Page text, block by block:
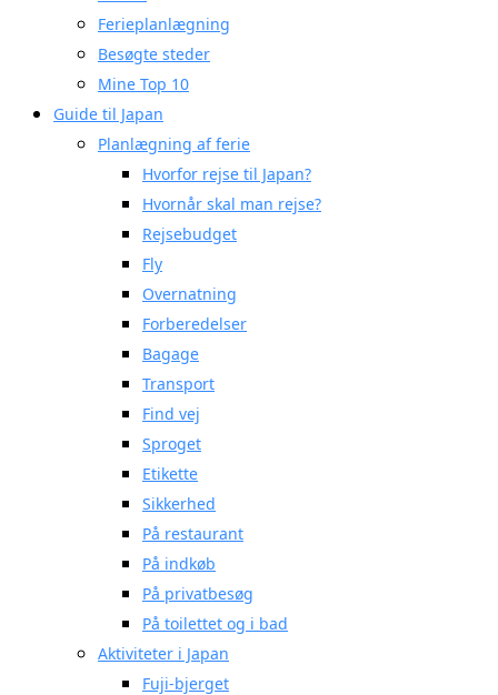
Ferieplanlægning
Besøgte steder
Mine Top 10
Guide til Japan
Planlægning af ferie
Hvorfor rejse til Japan?
Hvornår skal man rejse?
Rejsebudget
Fly
Overnatning
Forberedelser
Bagage
Transport
Find vej
Sproget
Etikette
Sikkerhed
På restaurant
På indkøb
På privatbesøg
På toilettet og i bad
Aktiviteter i Japan
Fuji-bjerget